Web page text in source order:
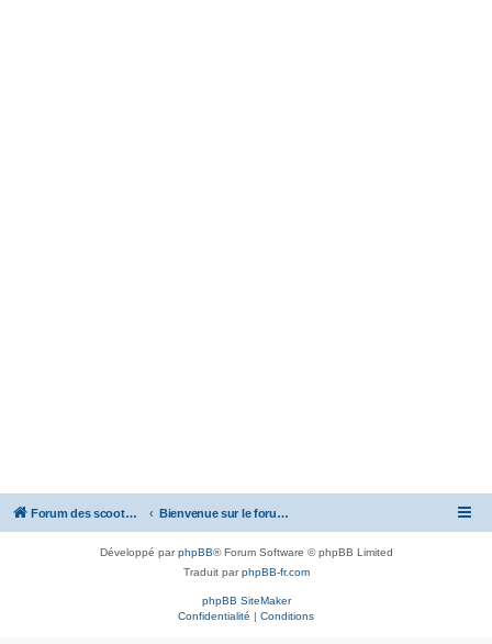
Forum des scooters SYM - GTS -MAXSYM - CRUISYM - JOYMAX - Maxsym TL Bienvenue sur le forum des scooters de la gamme SYM
Développé parphpBB® Forum Software © phpBB Limited
Traduit parphpBB-fr.com
phpBB SiteMaker
Confidentialité | Conditions